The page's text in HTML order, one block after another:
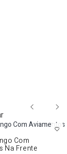
Com
Na Frente